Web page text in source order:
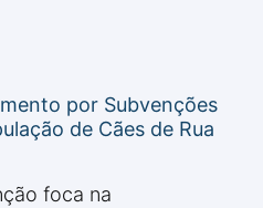
por Subvenções
de Cães de Rua
foca na